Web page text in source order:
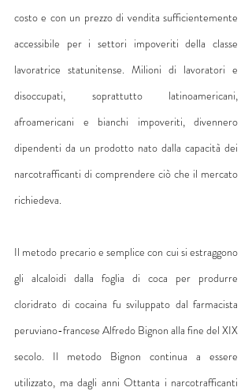
costo e con un prezzo di vendita sufficientemente
accessibile per i settori impoveriti della classe
lavoratrice statunitense. Milioni di lavoratori e
disoccupati, soprattutto latinoamericani,
afroamericani e bianchi impoveriti, divennero
dipendenti da un prodotto nato dalla capacità dei
narcotrafficanti di comprendere ciò che il mercato
richiedeva.
Il metodo precario e semplice con cui si estraggono
gli alcaloidi dalla foglia di coca per produrre
cloridrato di cocaina fu sviluppato dal farmacista
peruviano-francese Alfredo Bignon alla fine del XIX
secolo. Il metodo Bignon continua a essere
utilizzato, ma dagli anni Ottanta i narcotrafficanti